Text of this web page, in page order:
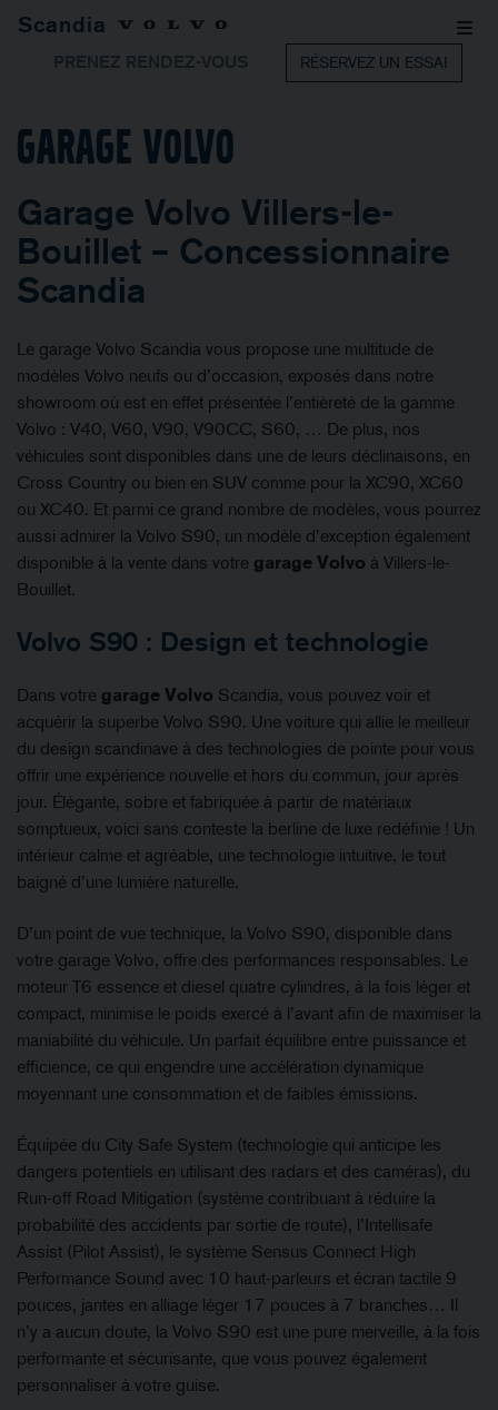
Scandia
PRENEZ RENDEZ-VOUS RÉSERVEZ UN ESSAI
Garage Volvo
Garage Volvo Villers-le-
Bouillet – Concessionnaire
Scandia
Le garage Volvo Scandia vous propose une multitude de
modèles Volvo neufs ou d’occasion, exposés dans notre
showroom où est en effet présentée l’entièreté de la gamme
Volvo : V40, V60, V90, V90CC, S60, … De plus, nos
véhicules sont disponibles dans une de leurs déclinaisons, en
Cross Country ou bien en SUV comme pour la XC90, XC60
ou XC40. Et parmi ce grand nombre de modèles, vous pourrez
aussi admirer la Volvo S90, un modèle d’exception également
disponible à la vente dans votre garage Volvo à Villers-le-
Bouillet.
Volvo S90 : Design et technologie
Dans votre garage Volvo Scandia, vous pouvez voir et
acquérir la superbe Volvo S90. Une voiture qui allie le meilleur
du design scandinave à des technologies de pointe pour vous
offrir une expérience nouvelle et hors du commun, jour après
jour. Élégante, sobre et fabriquée à partir de matériaux
somptueux, voici sans conteste la berline de luxe redéfinie ! Un
intérieur calme et agréable, une technologie intuitive, le tout
baigné d’une lumière naturelle.
D’un point de vue technique, la Volvo S90, disponible dans
votre garage Volvo, offre des performances responsables. Le
moteur T6 essence et diesel quatre cylindres, à la fois léger et
compact, minimise le poids exercé à l’avant afin de maximiser la
maniabilité du véhicule. Un parfait équilibre entre puissance et
efficience, ce qui engendre une accélération dynamique
moyennant une consommation et de faibles émissions.
Équipée du City Safe System (technologie qui anticipe les
dangers potentiels en utilisant des radars et des caméras), du
Run-off Road Mitigation (système contribuant à réduire la
probabilité des accidents par sortie de route), l’Intellisafe
Assist (Pilot Assist), le système Sensus Connect High
Performance Sound avec 10 haut-parleurs et écran tactile 9
pouces, jantes en alliage léger 17 pouces à 7 branches… Il
n’y a aucun doute, la Volvo S90 est une pure merveille, à la fois
performante et sécurisante, que vous pouvez également
personnaliser à votre guise.